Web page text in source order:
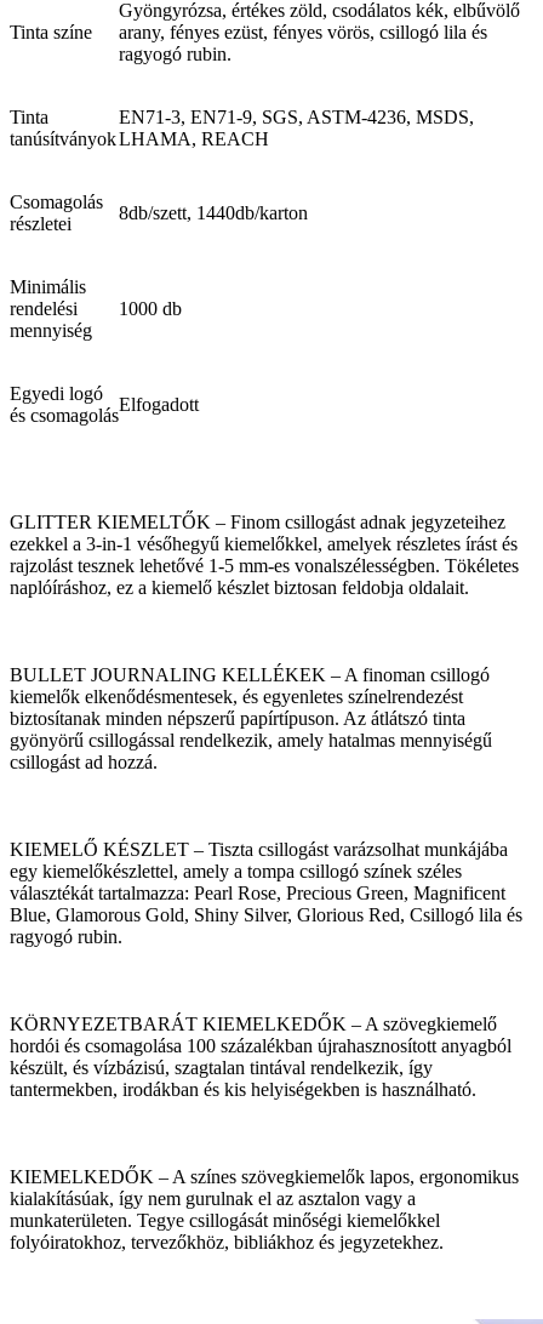
Tinta színe
Gyöngyrózsa, értékes zöld, csodálatos kék, elbűvölő
arany, fényes ezüst, fényes vörös, csillogó lila és
ragyogó rubin.
Tinta
tanúsítványok
EN71-3, EN71-9, SGS, ASTM-4236, MSDS,
LHAMA, REACH
Csomagolás
részletei
8db/szett, 1440db/karton
Minimális
rendelési
mennyiség
1000 db
Egyedi logó
és csomagolás
Elfogadott
GLITTER KIEMELTŐK – Finom csillogást adnak jegyzeteihez
ezekkel a 3-in-1 vésőhegyű kiemelőkkel, amelyek részletes írást és
rajzolást tesznek lehetővé 1-5 mm-es vonalszélességben. Tökéletes
naplóíráshoz, ez a kiemelő készlet biztosan feldobja oldalait.
BULLET JOURNALING KELLÉKEK – A finoman csillogó
kiemelők elkenődésmentesek, és egyenletes színelrendezést
biztosítanak minden népszerű papírtípuson. Az átlátszó tinta
gyönyörű csillogással rendelkezik, amely hatalmas mennyiségű
csillogást ad hozzá.
KIEMELŐ KÉSZLET – Tiszta csillogást varázsolhat munkájába
egy kiemelőkészlettel, amely a tompa csillogó színek széles
választékát tartalmazza: Pearl Rose, Precious Green, Magnificent
Blue, Glamorous Gold, Shiny Silver, Glorious Red, Csillogó lila és
ragyogó rubin.
KÖRNYEZETBARÁT KIEMELKEDŐK – A szövegkiemelő
hordói és csomagolása 100 százalékban újrahasznosított anyagból
készült, és vízbázisú, szagtalan tintával rendelkezik, így
tantermekben, irodákban és kis helyiségekben is használható.
KIEMELKEDŐK – A színes szövegkiemelők lapos, ergonomikus
kialakításúak, így nem gurulnak el az asztalon vagy a
munkaterületen. Tegye csillogását minőségi kiemelőkkel
folyóiratokhoz, tervezőkhöz, bibliákhoz és jegyzetekhez.